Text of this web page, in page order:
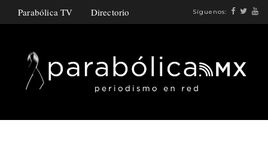
Parabólica TV Directorio Síguenos: